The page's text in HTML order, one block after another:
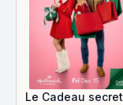
Le Cadeau secret